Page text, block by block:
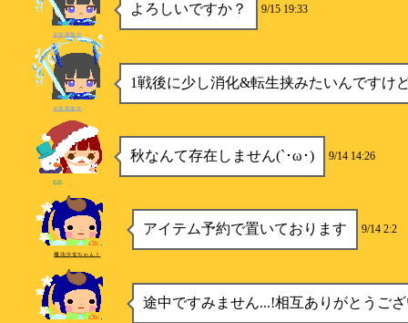
よろしいですか？ 9/15 19:33
名前募集中
1戦後に少し消化&転生挟みたいんですけ
名前募集中
秋なんて存在しません(`･ω･) 9/14 14:26
sota
アイテム予約で置いております 9/14 2:2
魔法少女ちゃん！
途中ですみません...!相互ありがとうご